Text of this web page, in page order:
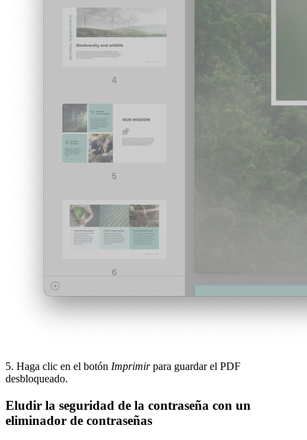
5. Haga clic en el botón Imprimirpara guardar el PDF
desbloqueado.
Eludir la seguridad de la contraseña con un
eliminador de contraseñas